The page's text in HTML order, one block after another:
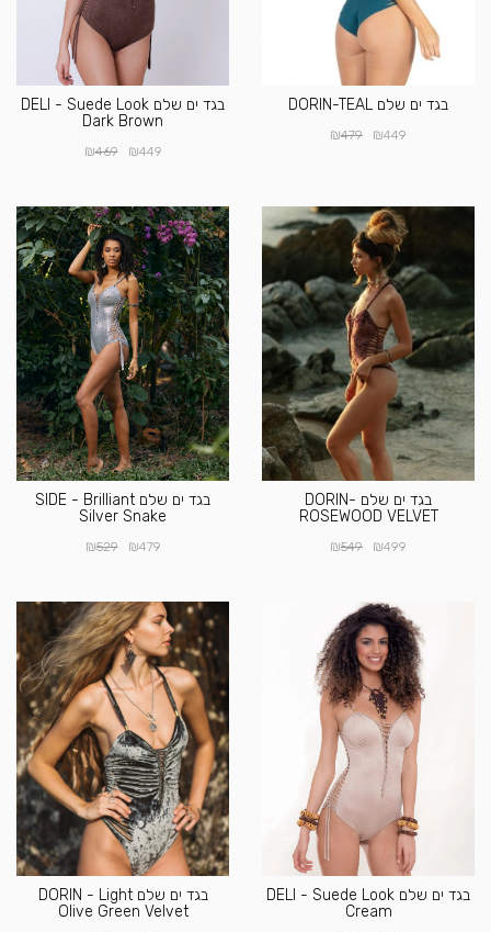
בגד ים שלם DORIN-TEAL
₪449
₪479
בגד ים שלם DELI - Suede Look
Dark Brown
₪449
₪469
בגד ים שלם DORIN-
ROSEWOOD VELVET
₪499
₪549
בגד ים שלם SIDE - Brilliant
Silver Snake
₪479
₪529
בגד ים שלם DELI - Suede Look
Cream
בגד ים שלם DORIN - Light
Olive Green Velvet